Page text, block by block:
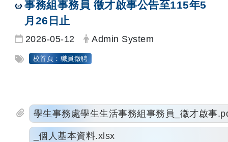
事務組事務員 徵才啟事公告至115年5
月26日止
日期：
2026-05-12 發布者：
Admin System
標籤：
校首頁：職員徵聘
學生事務處學生生活事務組事務員_徵才啟事
_個人基本資料.xlsx